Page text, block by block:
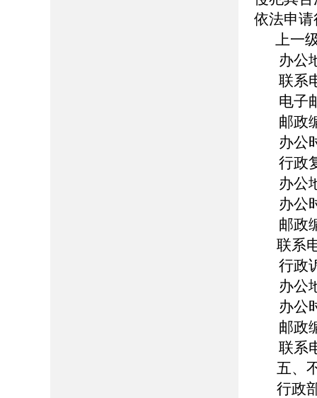
依法申
上一级
办公地
联系电
电子邮
邮政编
办公时
行政复
办公地
办公时
邮政编
联系
行政诉
办公地
办公时
邮政编
联系电
五、
行政